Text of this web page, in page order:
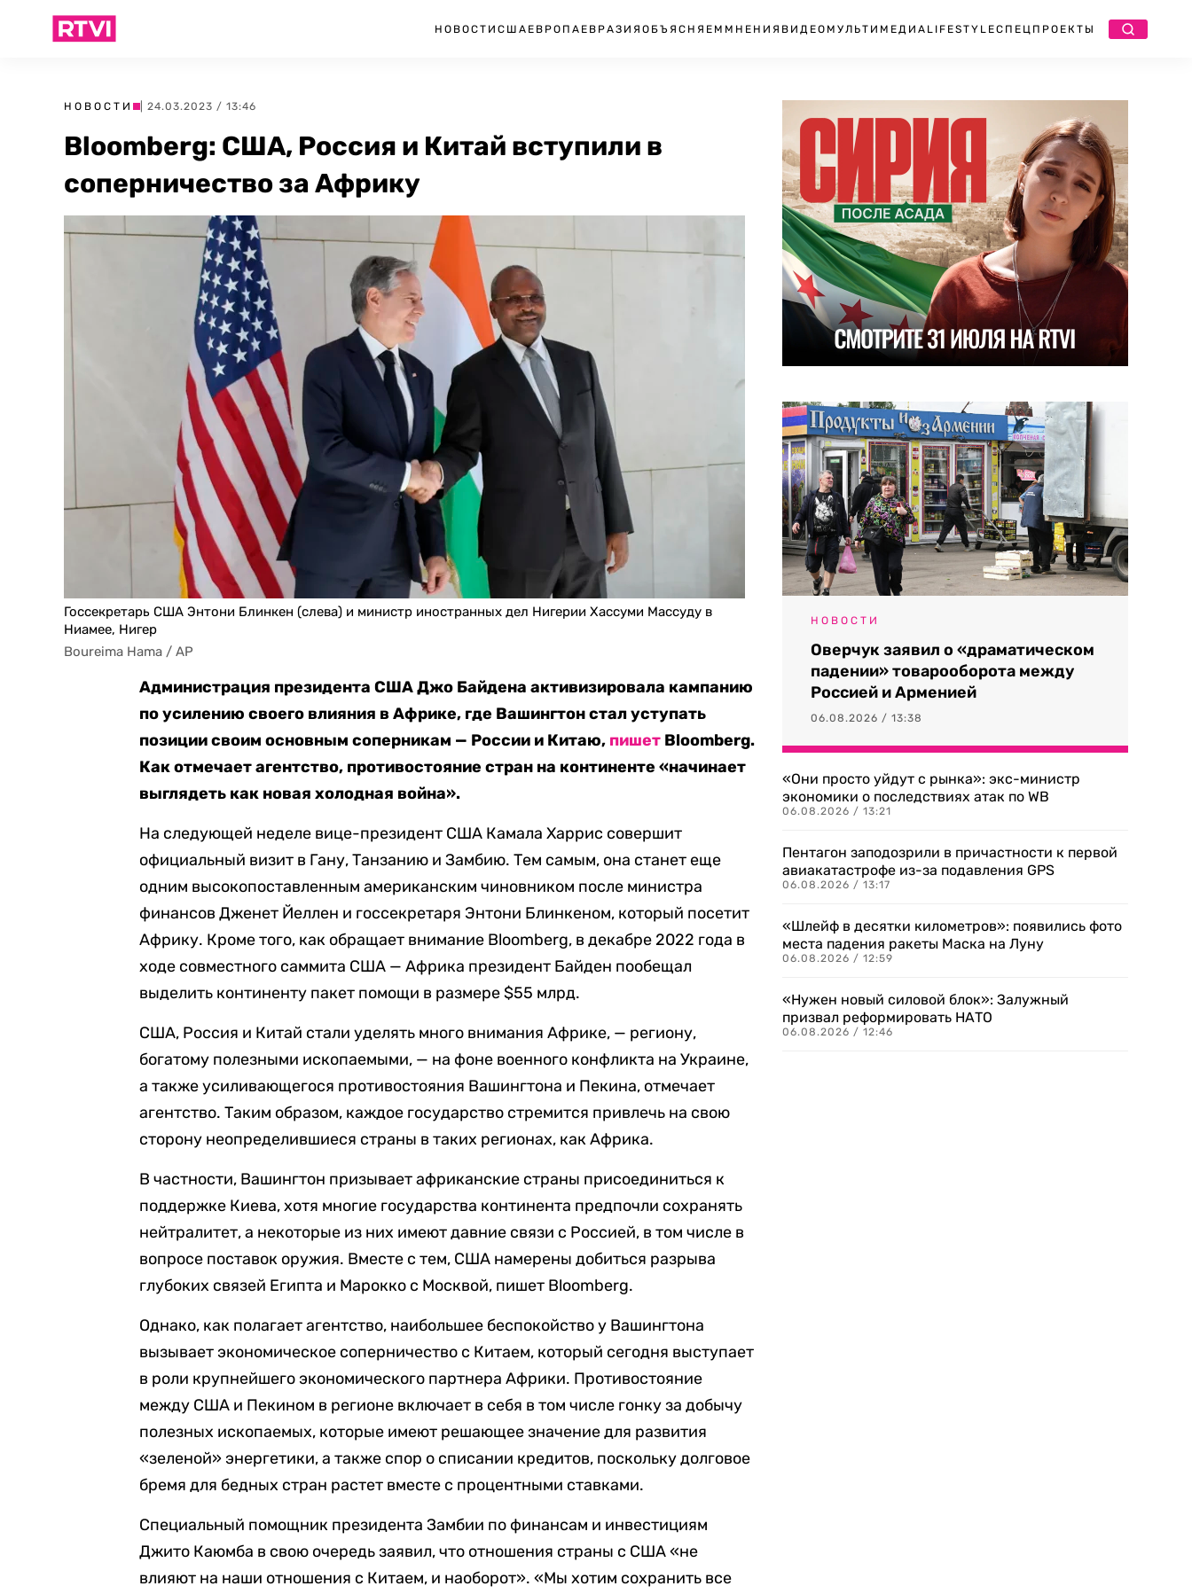
НОВОСТИ США ЕВРОПА ЕВРАЗИЯ ОБЪЯСНЯЕМ МНЕНИЯ ВИДЕО МУЛЬТИМЕДИА LIFESTYLEСПЕЦПРОЕКТЫ
НОВОСТИ | 24.03.2023 / 13:46
Bloomberg: США, Россия и Китай вступили в
соперничество за Африку
Госсекретарь США Энтони Блинкен (слева) и министр иностранных дел Нигерии Хассуми Массуду в
Ниамее, Нигер
Boureima Hama / AP
Администрация президента США Джо Байдена активизировала кампанию
по усилению своего влияния в Африке, где Вашингтон стал уступать
позиции своим основным соперникам — России и Китаю, пишет Bloomberg.
Как отмечает агентство, противостояние стран на континенте «начинает
выглядеть как новая холодная война».
На следующей неделе вице-президент США Камала Харрис совершит
официальный визит в Гану, Танзанию и Замбию. Тем самым, она станет еще
одним высокопоставленным американским чиновником после министра
финансов Дженет Йеллен и госсекретаря Энтони Блинкеном, который посетит
Африку. Кроме того, как обращает внимание Bloomberg, в декабре 2022 года в
ходе совместного саммита США — Африка президент Байден пообещал
выделить континенту пакет помощи в размере $55 млрд.
США, Россия и Китай стали уделять много внимания Африке, — региону,
богатому полезными ископаемыми, — на фоне военного конфликта на Украине,
а также усиливающегося противостояния Вашингтона и Пекина, отмечает
агентство. Таким образом, каждое государство стремится привлечь на свою
сторону неопределившиеся страны в таких регионах, как Африка.
В частности, Вашингтон призывает африканские страны присоединиться к
поддержке Киева, хотя многие государства континента предпочли сохранять
нейтралитет, а некоторые из них имеют давние связи с Россией, в том числе в
вопросе поставок оружия. Вместе с тем, США намерены добиться разрыва
глубоких связей Египта и Марокко с Москвой, пишет Bloomberg.
Однако, как полагает агентство, наибольшее беспокойство у Вашингтона
вызывает экономическое соперничество с Китаем, который сегодня выступает
в роли крупнейшего экономического партнера Африки. Противостояние
между США и Пекином в регионе включает в себя в том числе гонку за добычу
полезных ископаемых, которые имеют решающее значение для развития
«зеленой» энергетики, а также спор о списании кредитов, поскольку долговое
бремя для бедных стран растет вместе с процентными ставками.
Специальный помощник президента Замбии по финансам и инвестициям
Джито Каюмба в свою очередь заявил, что отношения страны с США «не
влияют на наши отношения с Китаем, и наоборот». «Мы хотим сохранить все
НОВОСТИ
Оверчук заявил о «драматическом
падении» товарооборота между
Россией и Арменией
06.08.2026 / 13:38
«Они просто уйдут с рынка»: экс-министр
экономики о последствиях атак по WB
06.08.2026 / 13:21
Пентагон заподозрили в причастности к первой
авиакатастрофе из-за подавления GPS
06.08.2026 / 13:17
«Шлейф в десятки километров»: появились фото
места падения ракеты Маска на Луну
06.08.2026 / 12:59
«Нужен новый силовой блок»: Залужный
призвал реформировать НАТО
06.08.2026 / 12:46